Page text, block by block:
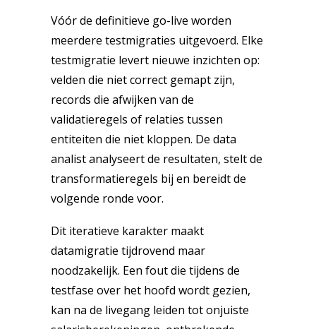
Vóór de definitieve go-live worden
meerdere testmigraties uitgevoerd. Elke
testmigratie levert nieuwe inzichten op:
velden die niet correct gemapt zijn,
records die afwijken van de
validatieregels of relaties tussen
entiteiten die niet kloppen. De data
analist analyseert de resultaten, stelt de
transformatieregels bij en bereidt de
volgende ronde voor.
Dit iteratieve karakter maakt
datamigratie tijdrovend maar
noodzakelijk. Een fout die tijdens de
testfase over het hoofd wordt gezien,
kan na de livegang leiden tot onjuiste